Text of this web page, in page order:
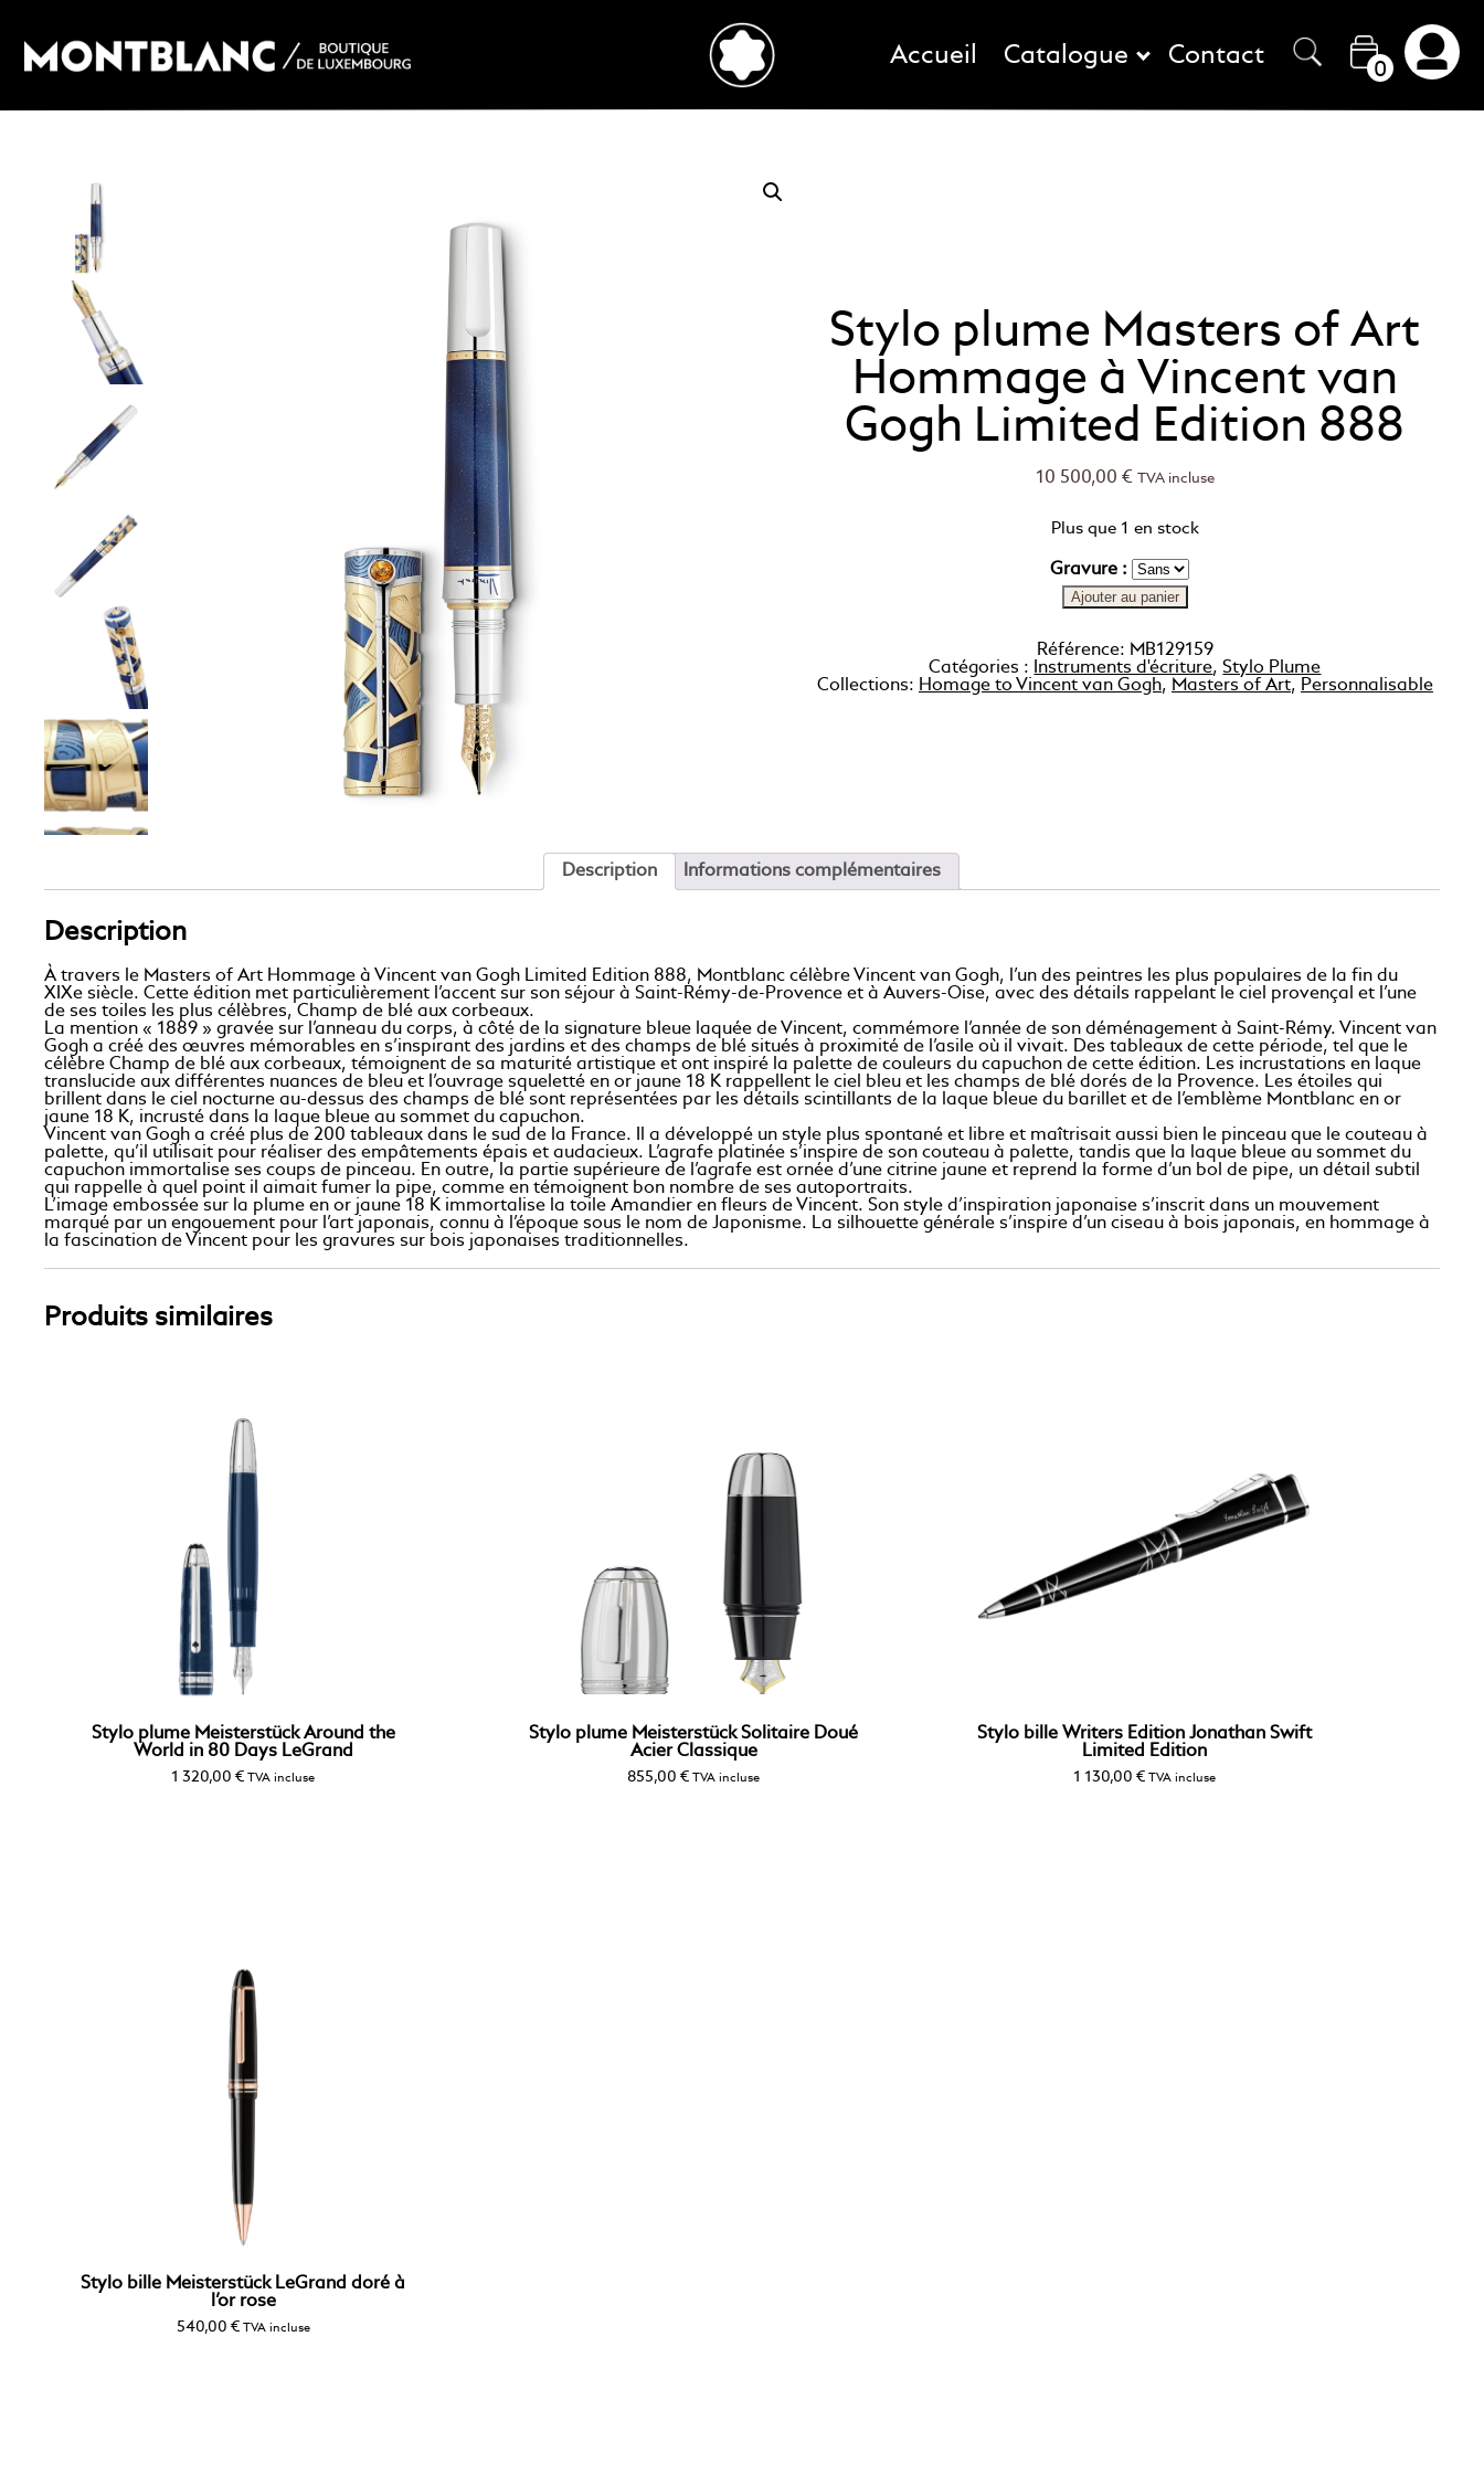
Accueil Catalogue Contact
0
Stylo plume Masters of Art
Hommage à Vincent van
Gogh Limited Edition 888
10 500,00 € TVA incluse
Plus que 1 en stock
Gravure :
Ajouter au panier
Référence: MB129159
Catégories :
Instruments d'écriture,Stylo Plume
Collections: Homage to Vincent van Gogh, Masters of Art, Personnalisable
Description Informations complémentaires
Description
À travers le Masters of Art Hommage à Vincent van Gogh Limited Edition 888, Montblanc célèbre Vincent van Gogh, l’un des peintres les plus populaires de la fin du
XIXe siècle. Cette édition met particulièrement l’accent sur son séjour à Saint-Rémy-de-Provence et à Auvers-Oise, avec des détails rappelant le ciel provençal et l’une
de ses toiles les plus célèbres, Champ de blé aux corbeaux.
La mention « 1889 » gravée sur l’anneau du corps, à côté de la signature bleue laquée de Vincent, commémore l’année de son déménagement à Saint-Rémy. Vincent van
Gogh a créé des œuvres mémorables en s’inspirant des jardins et des champs de blé situés à proximité de l’asile où il vivait. Des tableaux de cette période, tel que le
célèbre Champ de blé aux corbeaux, témoignent de sa maturité artistique et ont inspiré la palette de couleurs du capuchon de cette édition. Les incrustations en laque
translucide aux différentes nuances de bleu et l’ouvrage squeletté en or jaune 18 K rappellent le ciel bleu et les champs de blé dorés de la Provence. Les étoiles qui
brillent dans le ciel nocturne au-dessus des champs de blé sont représentées par les détails scintillants de la laque bleue du barillet et de l’emblème Montblanc en or
jaune 18 K, incrusté dans la laque bleue au sommet du capuchon.
Vincent van Gogh a créé plus de 200 tableaux dans le sud de la France. Il a développé un style plus spontané et libre et maîtrisait aussi bien le pinceau que le couteau à
palette, qu’il utilisait pour réaliser des empâtements épais et audacieux. L’agrafe platinée s’inspire de son couteau à palette, tandis que la laque bleue au sommet du
capuchon immortalise ses coups de pinceau. En outre, la partie supérieure de l’agrafe est ornée d’une citrine jaune et reprend la forme d’un bol de pipe, un détail subtil
qui rappelle à quel point il aimait fumer la pipe, comme en témoignent bon nombre de ses autoportraits.
L’image embossée sur la plume en or jaune 18 K immortalise la toile Amandier en fleurs de Vincent. Son style d’inspiration japonaise s’inscrit dans un mouvement
marqué par un engouement pour l’art japonais, connu à l’époque sous le nom de Japonisme. La silhouette générale s’inspire d’un ciseau à bois japonais, en hommage à
la fascination de Vincent pour les gravures sur bois japonaises traditionnelles.
Produits similaires
Stylo plume Meisterstück Around the
World in 80 Days LeGrand
1 320,00 € TVA incluse
Stylo plume Meisterstück Solitaire Doué
Acier Classique
855,00€ TVA incluse
Stylo bille Writers Edition Jonathan Swift
Limited Edition
1 130,00 € TVA incluse
Stylo bille Meisterstück LeGrand doré à
l’or rose
540,00 € TVA incluse